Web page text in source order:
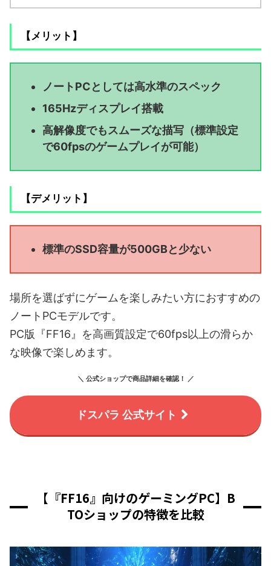
【メリット】
ノートPCとしては高水準のスペック
165Hzディスプレイ搭載
高解像度でもスムーズな描写（標準設定
で60fpsのゲームプレイが可能）
【デメリット】
標準のSSD容量が500GBと少ない
場所を選ばずにゲームを楽しみたい方におすすめの
ノートPCモデルです。
PC版『FF16』を高画質設定で60fps以上の滑らか
な映像で楽しめます。
＼ 公式ショップで商品詳細を確認！ ／
ドスパラ 公式サイト
【『FF16』向けのゲーミングPC】B
TOショップの特徴を比較